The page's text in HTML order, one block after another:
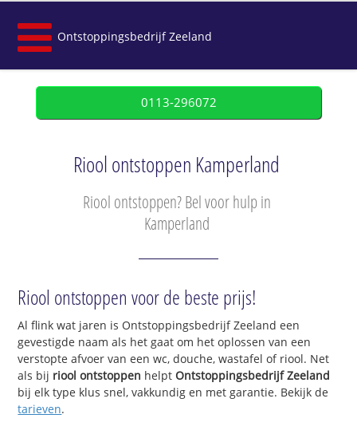
Ontstoppingsbedrijf Zeeland
0113-296072
Riool ontstoppen Kamperland
Riool ontstoppen? Bel voor hulp in
Kamperland
Riool ontstoppen voor de beste prijs!
Al flink wat jaren is Ontstoppingsbedrijf Zeeland een
gevestigde naam als het gaat om het oplossen van een
verstopte afvoer van een wc, douche, wastafel of riool. Net
als bij riool ontstoppen helptOntstoppingsbedrijf Zeeland
bij elk type klus snel, vakkundig en met garantie. Bekijk de
tarieven.